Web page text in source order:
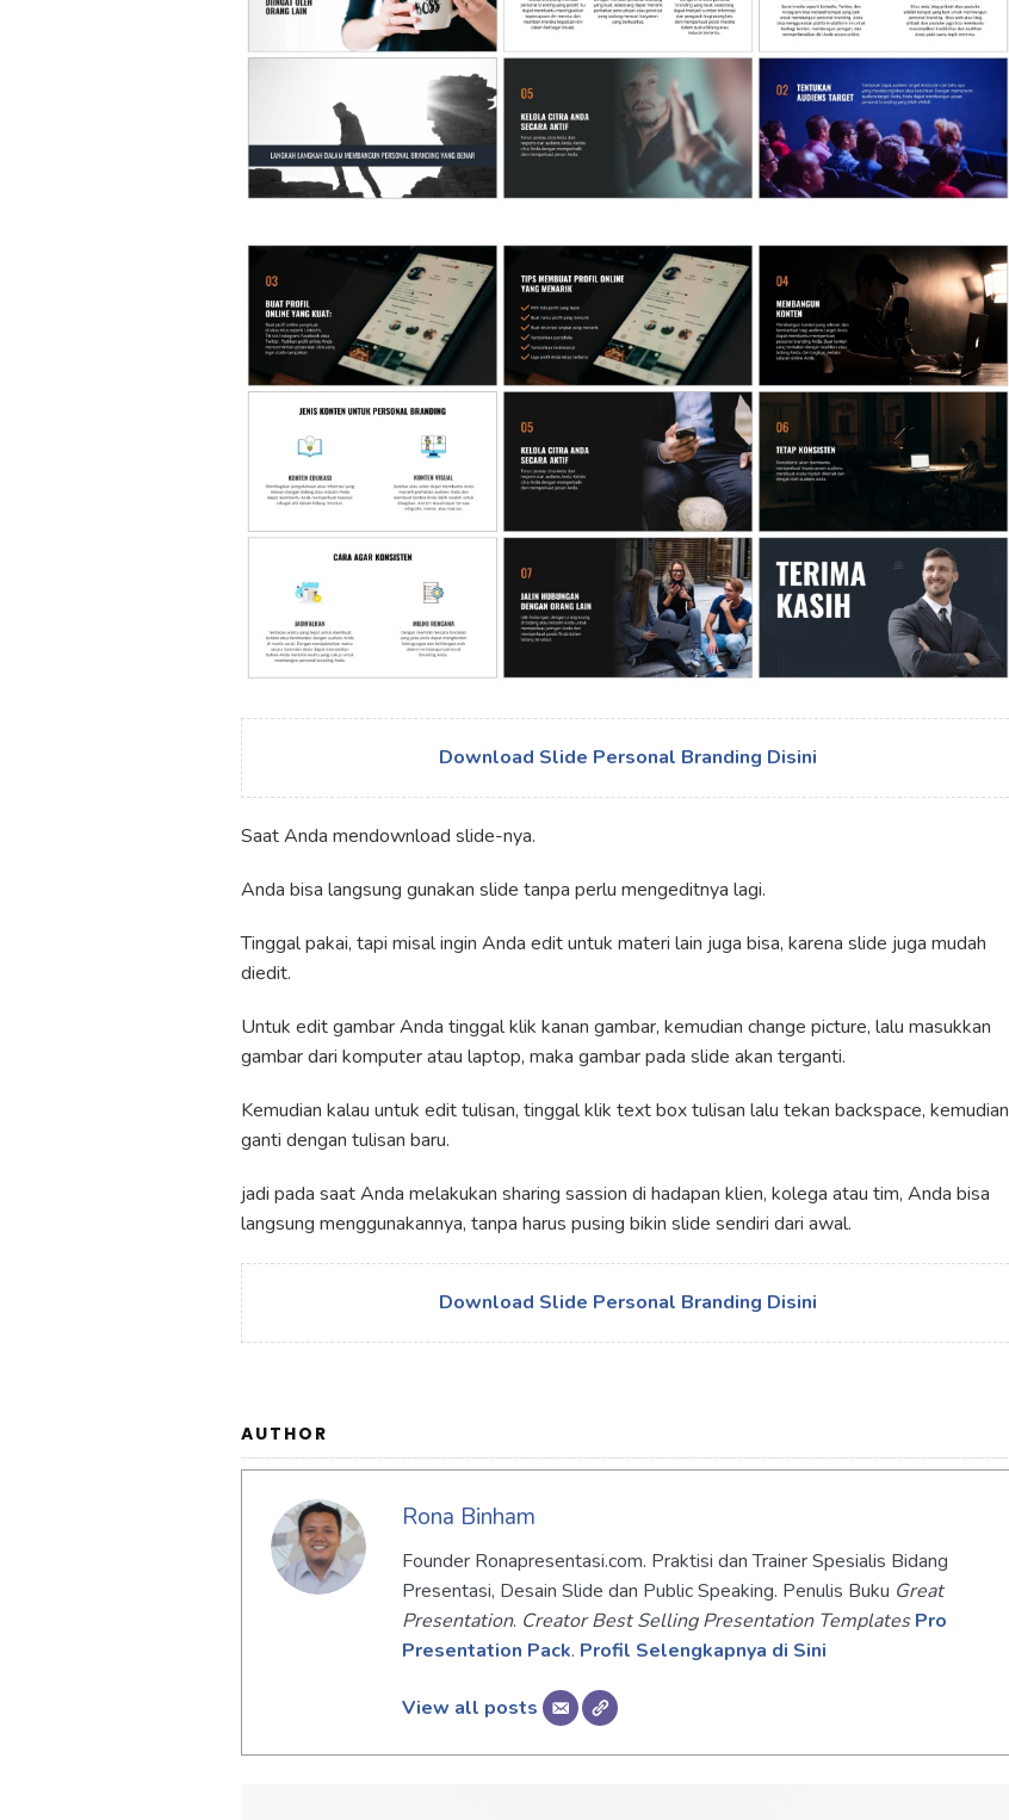
Download Slide Personal Branding Disini
Saat Anda mendownload slide-nya.
Anda bisa langsung gunakan slide tanpa perlu mengeditnya lagi.
Tinggal pakai, tapi misal ingin Anda edit untuk materi lain juga bisa, karena slide juga mudah
diedit.
Untuk edit gambar Anda tinggal klik kanan gambar, kemudian change picture, lalu masukkan
gambar dari komputer atau laptop, maka gambar pada slide akan terganti.
Kemudian kalau untuk edit tulisan, tinggal klik text box tulisan lalu tekan backspace, kemudian
ganti dengan tulisan baru.
jadi pada saat Anda melakukan sharing sassion di hadapan klien, kolega atau tim, Anda bisa
langsung menggunakannya, tanpa harus pusing bikin slide sendiri dari awal.
Download Slide Personal Branding Disini
AUTHOR
Rona Binham
Founder Ronapresentasi.com. Praktisi dan Trainer Spesialis Bidang
Presentasi, Desain Slide dan Public Speaking. Penulis Buku Great
Presentation. Creator Best Selling Presentation Templates Pro
Presentation Pack. Profil Selengkapnya di Sini
View all posts